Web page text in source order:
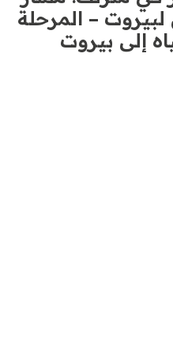
– المرحلة
إلى بيروت